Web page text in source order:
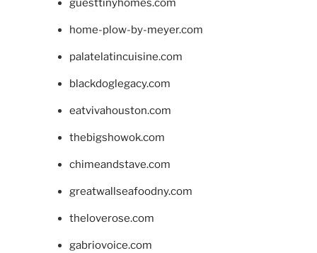
guesttinyhomes.com
home-plow-by-meyer.com
palatelatincuisine.com
blackdoglegacy.com
eatvivahouston.com
thebigshowok.com
chimeandstave.com
greatwallseafoodny.com
theloverose.com
gabriovoice.com